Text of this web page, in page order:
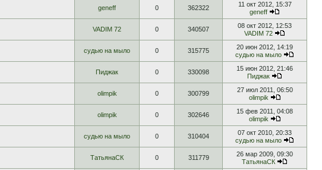
geneff 0 362322
11 окт 2012, 15:37
geneff
VADIM 72 0 340507
08 окт 2012, 12:53
VADIM 72
судью на мыло 0 315775
20 июн 2012, 14:19
судью на мыло
Пиджак 0 330098
15 июн 2012, 21:46
Пиджак
olimpik 0 300799
27 июл 2011, 06:50
olimpik
olimpik 0 302646
15 фев 2011, 04:08
olimpik
судью на мыло 0 310404
07 окт 2010, 20:33
судью на мыло
ТатьянаСК 0 311779
26 мар 2009, 09:30
ТатьянаСК